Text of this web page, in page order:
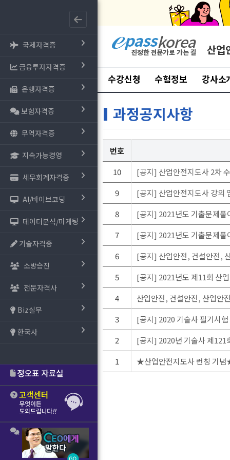
국제자격증
금융투자자격증
은행자격증
보험자격증
무역자격증
지속가능경영
세무회계자격증
AI/바이브코딩
데이터분석/마케팅
기술자격증
소방승진
전문자격사
Biz실무
한국사
산업
수강신청 수험정보 강사소
과정공지사항
번호
10
[공지] 산업안전지도사 2차
9
[공지] 산업안전지도사 강의
8
[공지] 2021년도 기출문제풀
7
[공지] 2021년도 기출문제풀
6
[공지] 산업안전, 건설안전,
5
[공지] 2021년도 제11회 산
4
산업안전, 건설안전, 산업안
3
[공지] 2020 기술사 필기시
2
[공지] 2020년 기술사 제121
1
★산업안전지도사 런칭 기념